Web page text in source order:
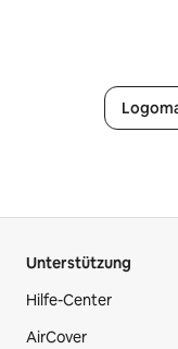
Unterstützung
Hilfe-Center
AirCover